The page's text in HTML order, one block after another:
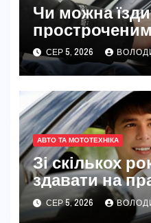
Чи можна
час війни
СЕР 5, 2026
АВТО ТА МОТОТЕХНІКА
Зі скількох
здавати на
СЕР 5, 2026